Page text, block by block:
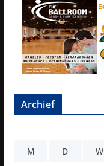
Archief
M
D W